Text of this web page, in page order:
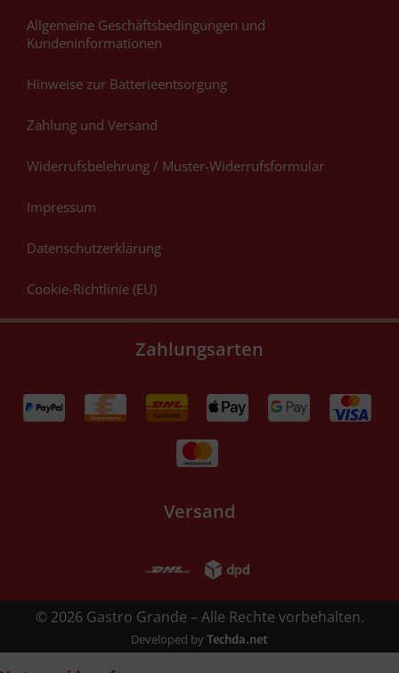
Allgemeine Geschäftsbedingungen und
Kundeninformationen
Hinweise zur Batterieentsorgung
Zahlung und Versand
Widerrufsbelehrung / Muster-Widerrufsformular
Impressum
Datenschutzerklärung
Cookie-Richtlinie (EU)
Zahlungsarten
Versand
© 2026 Gastro Grande – Alle Rechte vorbehalten.
Developed by Techda.net